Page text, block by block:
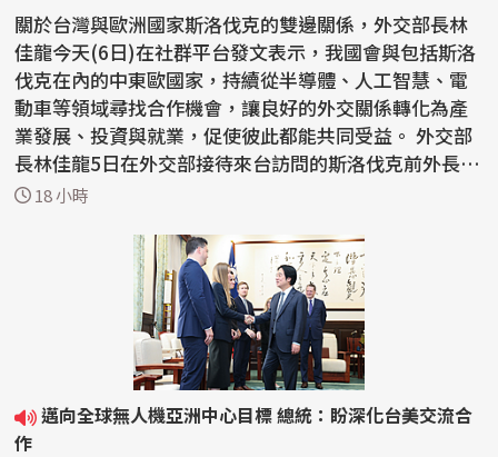
關於台灣與歐洲國家斯洛伐克的雙邊關係，外交部長林
佳龍今天(6日)在社群平台發文表示，我國會與包括斯洛
伐克在內的中東歐國家，持續從半導體、人工智慧、電
動車等領域尋找合作機會，讓良好的外交關係轉化為產
業發展、投資與就業，促使彼此都能共同受益。 外交部
長林佳龍5日在外交部接待來台訪問的斯洛伐克前外長柯
爾喬...
18 小時
邁向全球無人機亞洲中心目標 總統：盼深化台美交流合
作